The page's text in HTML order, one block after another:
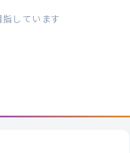
しています